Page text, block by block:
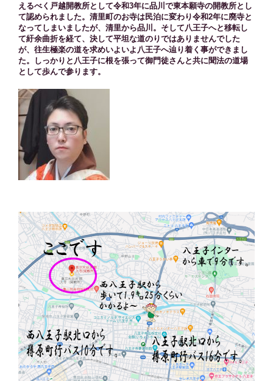
えるべく戸越開教所として令和3年に品川で東本願寺の開教所とし
て認められました。清里町のお寺は民泊に変わり令和2年に廃寺と
なってしまいましたが、清里から品川。そして八王子へと移転し
て紆余曲折を経て、決して平坦な道のりではありませんでした
が、往生極楽の道を求めいよいよ八王子へ辿り着く事ができまし
た。しっかりと八王子に根を張って御門徒さんと共に聞法の道場
として歩んで参ります。